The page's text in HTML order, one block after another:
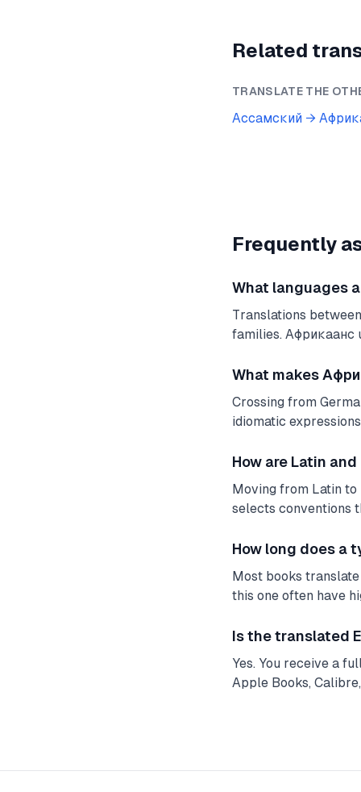
Related
TRANSLATE THE
Ассамский →
Frequently
What languages
Translations
families. Африкаанс
What makes
Crossing from
idiomatic
How are Latin
Moving from Latin to
selects conventions
How long does a
Most books
this one often have
Is the translated
Yes. You receive a
Apple Books,